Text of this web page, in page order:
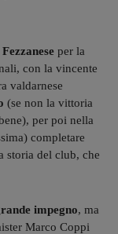
per la
con la vincente
valdarnese
(se non la vittoria
per poi nella
completare
storia del club, che
impegno, ma
Marco Coppi